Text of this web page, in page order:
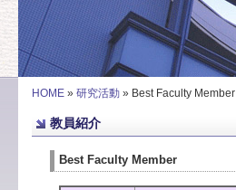
HOME » 研究活動 » Best Faculty Member
教員紹介
Best Faculty Member